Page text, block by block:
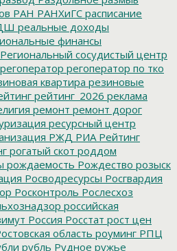
РАН РАНХиГС расписание
реальные доходы
финансы
Региональный сосудистый центр
регоператор регоператор по тко
квартира резиновые
рейтинг_2026 реклама
ремонт ремонт дорог
ресурсный центр
РЖД РИА Рейтинг
рогатый скот роддом
рождаемость Рождество розыск
Росводресурсы Росгвардия
Росконтроль Рослесхоз
российская
Россия Росстат рост цен
область роуминг РПЦ
рубль Рудное ружье